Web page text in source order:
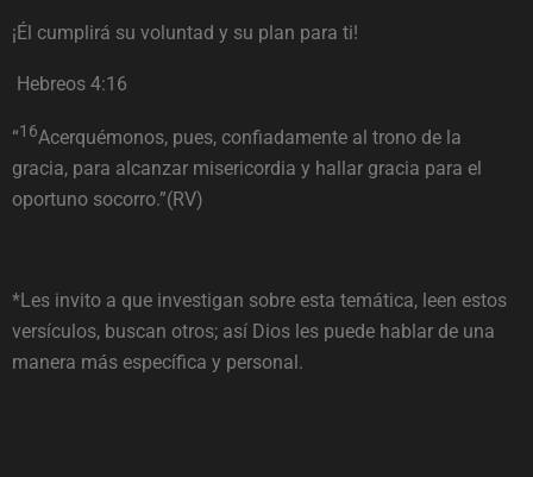
¡Él cumplirá su voluntad y su plan para ti!
Hebreos 4:16
“16Acerquémonos, pues, confiadamente al trono de la
gracia, para alcanzar misericordia y hallar gracia para el
oportuno socorro.”(RV)
*Les invito a que investigan sobre esta temática, leen estos
versículos, buscan otros; así Dios les puede hablar de una
manera más específica y personal.